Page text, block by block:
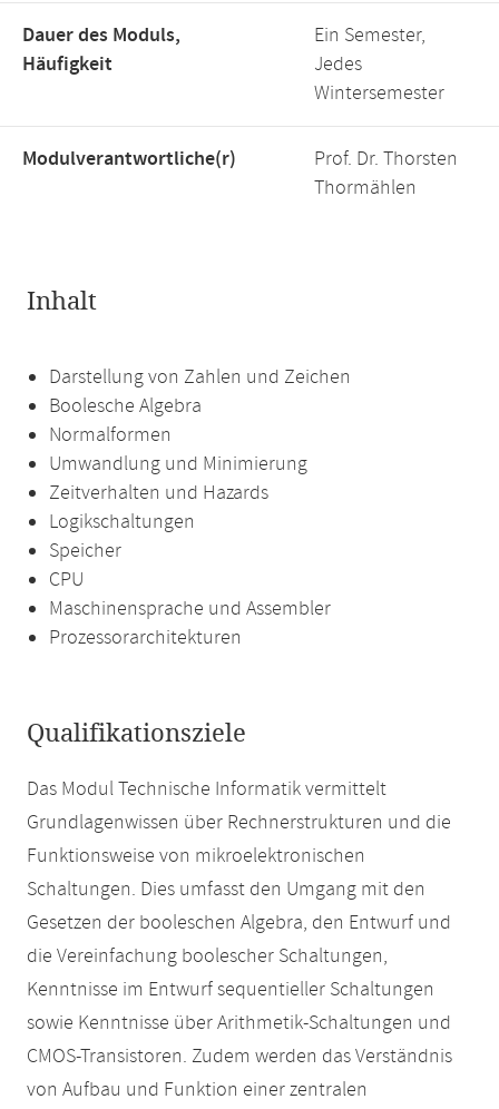
Dauer des Moduls,
Häufigkeit
Ein Semester,
Jedes
Wintersemester
Modulverantwortliche(r)
Prof. Dr. Thorsten
Thormählen
Inhalt
Darstellung von Zahlen und Zeichen
Boolesche Algebra
Normalformen
Umwandlung und Minimierung
Zeitverhalten und Hazards
Logikschaltungen
Speicher
CPU
Maschinensprache und Assembler
Prozessorarchitekturen
Qualifikationsziele
Das Modul Technische Informatik vermittelt
Grundlagenwissen über Rechnerstrukturen und die
Funktionsweise von mikroelektronischen
Schaltungen. Dies umfasst den Umgang mit den
Gesetzen der booleschen Algebra, den Entwurf und
die Vereinfachung boolescher Schaltungen,
Kenntnisse im Entwurf sequentieller Schaltungen
sowie Kenntnisse über Arithmetik-Schaltungen und
CMOS-Transistoren. Zudem werden das Verständnis
von Aufbau und Funktion einer zentralen